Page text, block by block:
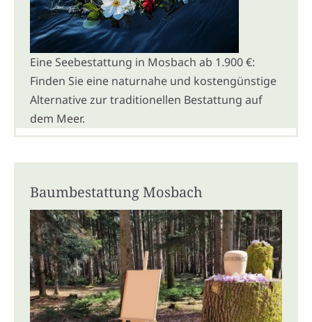
Eine Seebestattung in Mosbach ab 1.900 €:
Finden Sie eine naturnahe und kostengünstige
Alternative zur traditionellen Bestattung auf
dem Meer.
Baumbestattung Mosbach